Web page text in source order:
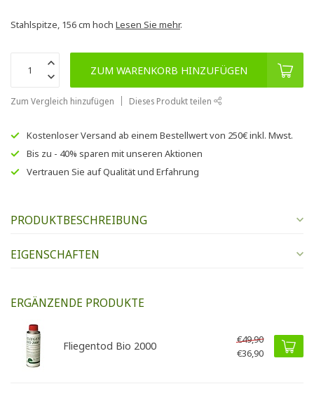
Stahlspitze, 156 cm hoch Lesen Sie mehr.
ZUM WARENKORB HINZUFÜGEN
Zum Vergleich hinzufügen Dieses Produkt teilen
Kostenloser Versand ab einem Bestellwert von 250€inkl. Mwst.
Bis zu - 40% sparen mit unseren Aktionen
Vertrauen Sie aufQualität und Erfahrung
PRODUKTBESCHREIBUNG
EIGENSCHAFTEN
ERGÄNZENDE PRODUKTE
Fliegentod Bio 2000
€49,90
€36,90